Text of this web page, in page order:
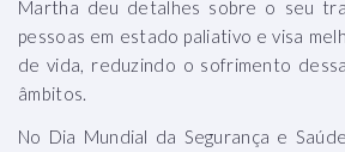
Martha deu detalhes sobre o seu
pessoas em estado paliativo e visa
de vida, reduzindo o sofrimento
âmbitos.
No Dia Mundial da Segurança e